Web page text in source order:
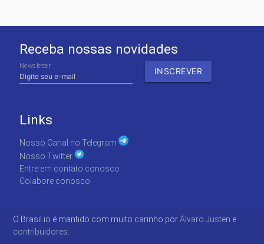
Receba nossas novidades
Newsletter
Links
Nosso Canal no Telegram
Nosso Twitter
Entre em contato conosco
Colabore conosco
O Brasil.io é mantido com muito carinho porÁlvaro Justen e
contribuidores.